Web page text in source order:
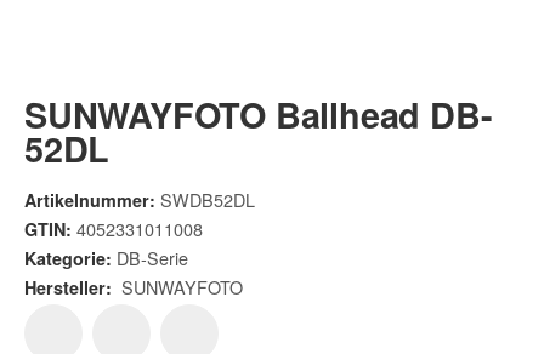
SUNWAYFOTO Ballhead DB-
52DL
Artikelnummer: SWDB52DL
GTIN: 4052331011008
Kategorie: DB-Serie
Hersteller: SUNWAYFOTO